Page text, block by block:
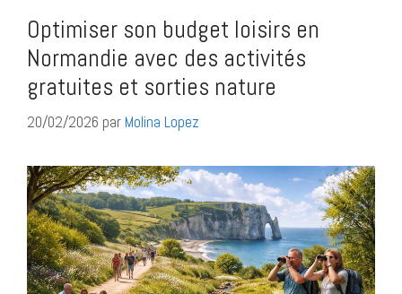
Optimiser son budget loisirs en
Normandie avec des activités
gratuites et sorties nature
20/02/2026 par Molina Lopez